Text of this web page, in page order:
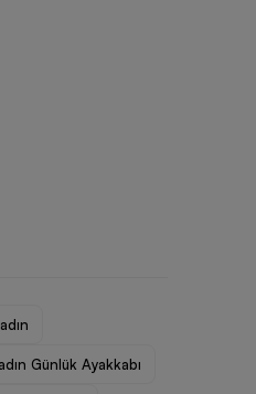
Günlük Ayakkabı